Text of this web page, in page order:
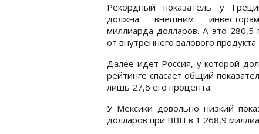
Рекордный показатель у
должна внешним
миллиарда долларов. А это 280,5
от внутреннего валового продукта.
Далее идет Россия, у которой
рейтинге спасает общий
лишь 27,6 его процента.
У Мексики довольно низкий
долларов при ВВП в 1 268,9